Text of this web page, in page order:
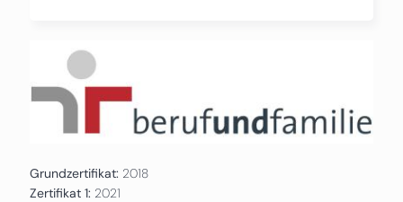
Grundzertifikat: 2018
Zertifikat 1: 2021